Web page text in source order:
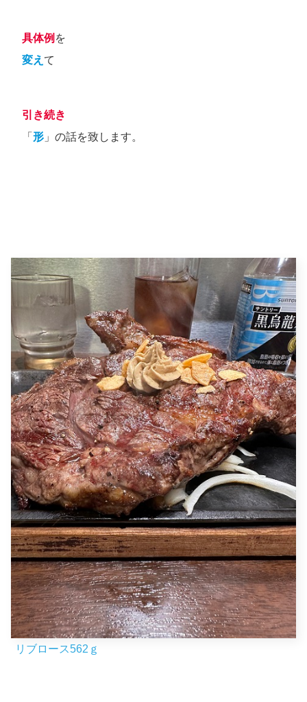
具体例 を
変え て
引き続き
「 形 」の話を致します。
リブロース562ｇ